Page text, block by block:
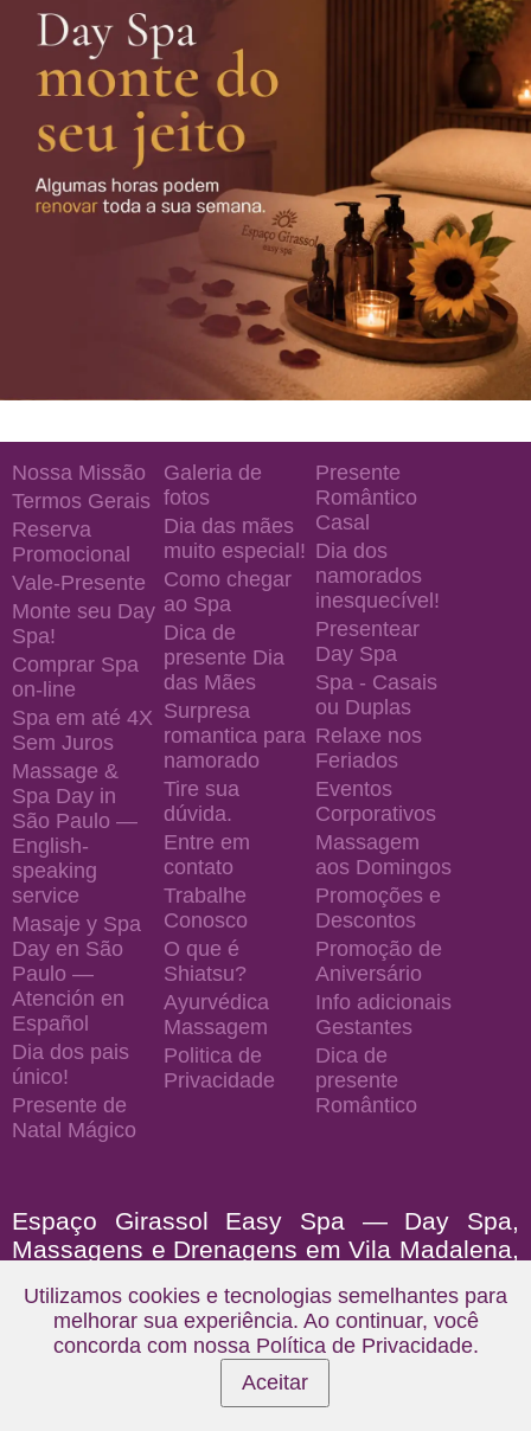
Nossa Missão
Termos Gerais
Reserva
Promocional
Vale-Presente
Monte seu Day
Spa!
Comprar Spa
on-line
Spa em até 4X
Sem Juros
Massage &
Spa Day in
São Paulo —
English-
speaking
service
Masaje y Spa
Day en São
Paulo —
Atención en
Español
Dia dos pais
único!
Presente de
Natal Mágico
Galeria de
fotos
Dia das mães
muito especial!
Como chegar
ao Spa
Dica de
presente Dia
das Mães
Surpresa
romantica para
namorado
Tire sua
dúvida.
Entre em
contato
Trabalhe
Conosco
O que é
Shiatsu?
Ayurvédica
Massagem
Politica de
Privacidade
Presente
Romântico
Casal
Dia dos
namorados
inesquecível!
Presentear
Day Spa
Spa - Casais
ou Duplas
Relaxe nos
Feriados
Eventos
Corporativos
Massagem
aos Domingos
Promoções e
Descontos
Promoção de
Aniversário
Info adicionais
Gestantes
Dica de
presente
Romântico
Espaço Girassol Easy Spa — Day Spa,
Massagens e Drenagens em Vila Madalena,
Somos um Spa urbano de relaxamento e bem-estar, com
unidades perto de você na Vila Madalena/Pinheiros, no
Brooklin/Campo Belo e nos Jardins/Jardim Paulista, em São
Paulo. Atuamos desde 2005 oferecendo experiências
Utilizamos cookies e tecnologias semelhantes para
melhorar sua experiência. Ao continuar, você
concorda com nossa Política de Privacidade.
Aceitar